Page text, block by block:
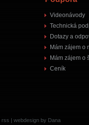
Videonávody
Technická
Dotazy a
Mám zájem o
Mám zájem o
Ceník
rss | webdesign by Dana